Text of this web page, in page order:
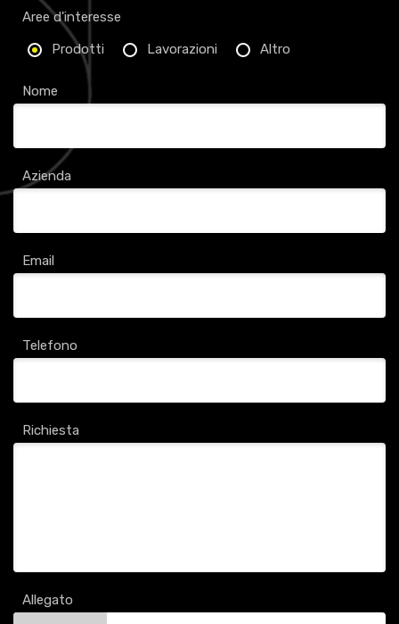
Aree d'interesse
Prodotti
Lavorazioni Altro
Nome
Azienda
Email
Telefono
Richiesta
Allegato